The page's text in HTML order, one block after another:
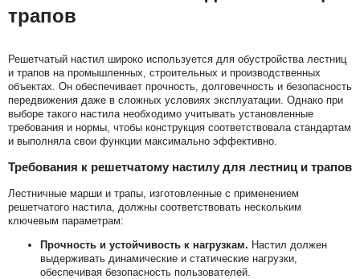
трапов
Решетчатый настил широко используется для обустройства лестниц
и трапов на промышленных, строительных и производственных
объектах. Он обеспечивает прочность, долговечность и безопасность
передвижения даже в сложных условиях эксплуатации. Однако при
выборе такого настила необходимо учитывать установленные
требования и нормы, чтобы конструкция соответствовала стандартам
и выполняла свои функции максимально эффективно.
Требования к решетчатому настилу для лестниц и трапов
Лестничные марши и трапы, изготовленные с применением
решетчатого настила, должны соответствовать нескольким
ключевым параметрам:
Прочность и устойчивость к нагрузкам. Настил должен
выдерживать динамические и статические нагрузки,
обеспечивая безопасность пользователей.